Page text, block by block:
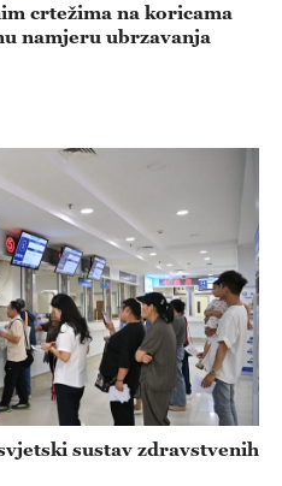
crtežima na koricama
namjeru ubrzavanja
sustav zdravstvenih